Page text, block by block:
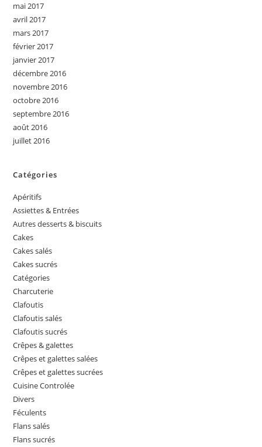
mai 2017
avril 2017
mars 2017
février 2017
janvier 2017
décembre 2016
novembre 2016
octobre 2016
septembre 2016
août 2016
juillet 2016
Catégories
Apéritifs
Assiettes & Entrées
Autres desserts & biscuits
Cakes
Cakes salés
Cakes sucrés
Catégories
Charcuterie
Clafoutis
Clafoutis salés
Clafoutis sucrés
Crêpes & galettes
Crêpes et galettes salées
Crêpes et galettes sucrées
Cuisine Controlée
Divers
Féculents
Flans salés
Flans sucrés